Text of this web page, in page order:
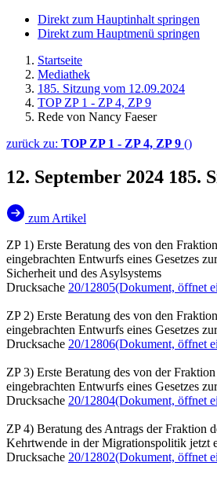
Direkt zum Hauptinhalt springen
Direkt zum Hauptmenü springen
Startseite
Mediathek
185. Sitzung vom 12.09.2024
TOP ZP 1 - ZP 4, ZP 9
Rede von Nancy Faeser
zurück zu: TOP ZP 1 - ZP 4, ZP 9 ()
12. September 2024 185.
zum Artikel
ZP 1) Erste Beratung des von den
eingebrachten Entwurfs eines Gesetzes
Sicherheit und des Asylsystems
Drucksache 20/12805(Dokument, öffnet
ZP 2) Erste Beratung des von den
eingebrachten Entwurfs eines Gesetzes
Drucksache 20/12806(Dokument, öffnet
ZP 3) Erste Beratung des von der
eingebrachten Entwurfs eines Gesetzes
Drucksache 20/12804(Dokument, öffnet
ZP 4) Beratung des Antrags der Fraktion
Kehrtwende in der Migrationspolitik jetzt
Drucksache 20/12802(Dokument, öffnet